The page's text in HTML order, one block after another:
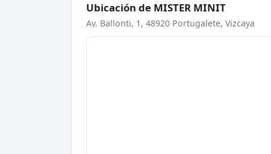
Ubicación de MISTER MINIT
Av. Ballonti, 1, 48920 Portugalete, Vizcaya